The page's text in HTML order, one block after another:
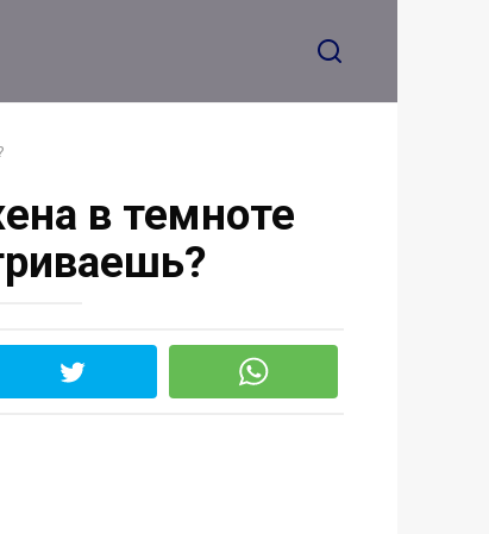
в темноте